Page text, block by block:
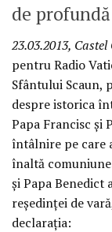
de
23.03.2013,
pentru Radio
Sfântului Scaun,
despre istorica
Papa Francisc şi
întâlnire pe care
înaltă
şi Papa
reşedinţei de
declaraţia: